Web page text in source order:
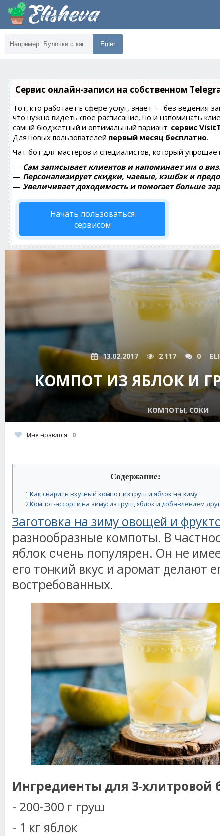
Enter
Сервис онлайн-записи на собственном
Тот, кто работает в сфере услуг, знает — без ведения
что нужно видеть свое расписание, но и напоминать
самый бюджетный и оптимальный вариант: сервис
Для новых пользователей первый месяц бесплатно.
Чат-бот для мастеров и специалистов, который
— Сам записывает клиентов и напоминает им о
— Персонализирует скидки, чаевые, кэшбэк и
— Увеличивает доходимость и помогает больше
Начать пользоваться
сервисом
13.02.2017 2 117 0
КОМПОТ ИЗ ЯБЛОК И
КОМПОТЫ, СОКИ
Мне нравится 0
Содержание:
1 Как сварить вкусный компот из груш и яблок на зиму
2 Компот-ассорти на зиму: из груш, яблок и добавлением
Заготовка на зиму овощей и
разнообразные компоты. В
яблок очень популярен. Он не
его тонкий вкус и аромат делают
востребованных.
Ингредиенты для 3-хлитровой
- 200-300 г груш
- 1 кг яблок